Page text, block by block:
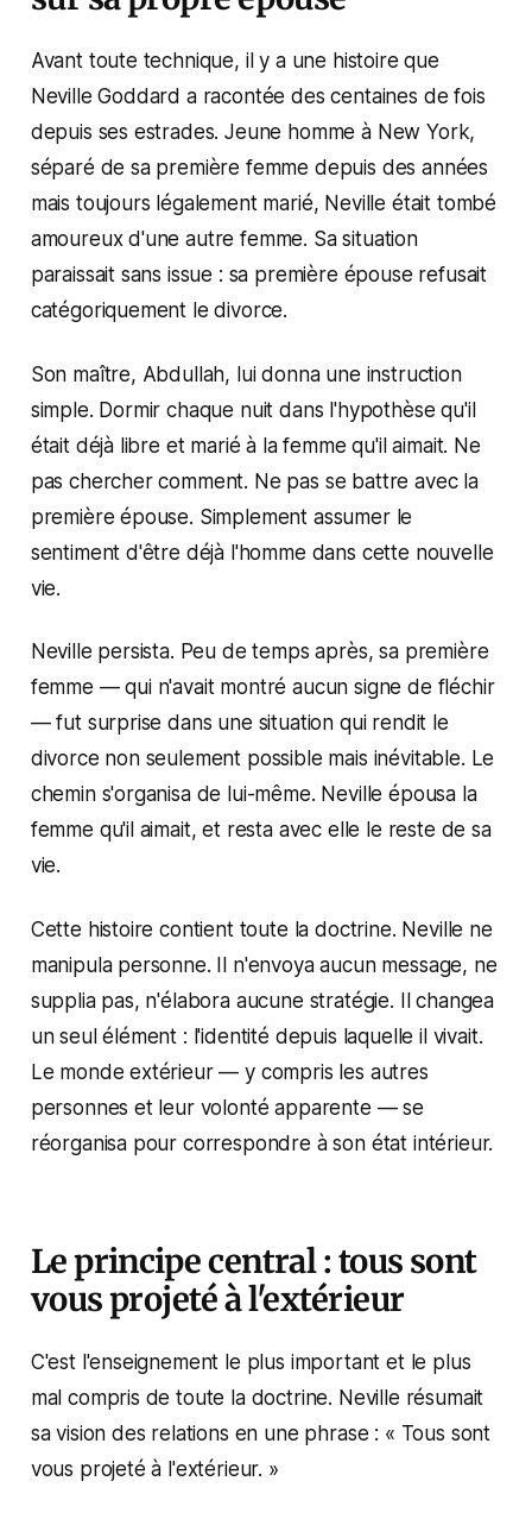
Avant toute technique, il y a une histoire que
Neville Goddard a racontée des centaines de fois
depuis ses estrades. Jeune homme à New York,
séparé de sa première femme depuis des années
mais toujours légalement marié, Neville était tombé
amoureux d'une autre femme. Sa situation
paraissait sans issue : sa première épouse refusait
catégoriquement le divorce.
Son maître, Abdullah, lui donna une instruction
simple. Dormir chaque nuit dans l'hypothèse qu'il
était déjà libre et marié à la femme qu'il aimait. Ne
pas chercher comment. Ne pas se battre avec la
première épouse. Simplement assumer le
sentiment d'être déjà l'homme dans cette nouvelle
vie.
Neville persista. Peu de temps après, sa première
femme — qui n'avait montré aucun signe de fléchir
— fut surprise dans une situation qui rendit le
divorce non seulement possible mais inévitable. Le
chemin s'organisa de lui-même. Neville épousa la
femme qu'il aimait, et resta avec elle le reste de sa
vie.
Cette histoire contient toute la doctrine. Neville ne
manipula personne. Il n'envoya aucun message, ne
supplia pas, n'élabora aucune stratégie. Il changea
un seul élément : l'identité depuis laquelle il vivait.
Le monde extérieur — y compris les autres
personnes et leur volonté apparente — se
réorganisa pour correspondre à son état intérieur.
Le principe central : tous sont
vous projeté à l'extérieur
C'est l'enseignement le plus important et le plus
mal compris de toute la doctrine. Neville résumait
sa vision des relations en une phrase : « Tous sont
vous projeté à l'extérieur. »